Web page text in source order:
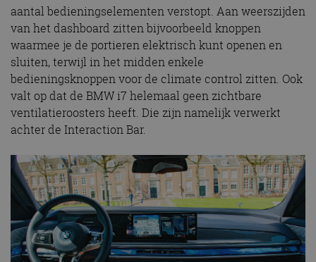
aantal bedieningselementen verstopt. Aan weerszijden
van het dashboard zitten bijvoorbeeld knoppen
waarmee je de portieren elektrisch kunt openen en
sluiten, terwijl in het midden enkele
bedieningsknoppen voor de climate control zitten. Ook
valt op dat de BMW i7 helemaal geen zichtbare
ventilatieroosters heeft. Die zijn namelijk verwerkt
achter de Interaction Bar.